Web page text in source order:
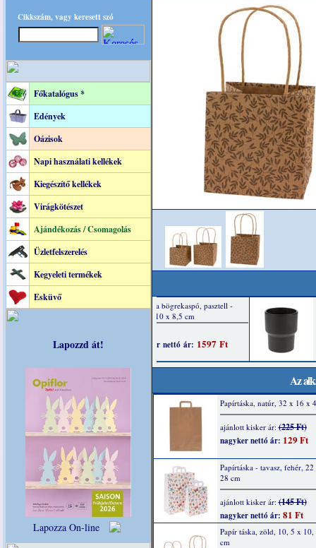
Cikkszám, vagy keresett szó
Főkatalógus *
Edények
Oázisok
Napi használati kellékek
Kiegészítő kellékek
Virágkötészet
Ajándékozás / Csomagolás
Üzletfelszerelés
Kegyeleti termékek
Esküvő
Lapozzd át!
Lapozza On-line
Az
Papírtáska, natúr, 32 x 16 x
ajánlott kisker ár:(225 Ft)
nagyker nettó ár: 129 Ft
Papírtáska - tavasz, fehér,
28 cm
ajánlott kisker ár:(145 Ft)
nagyker nettó ár: 81 Ft
Papír táska, zöld, 10, 5 x
cm